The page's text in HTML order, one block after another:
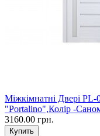
Міжкімнатні Двері
"Portalino",Колір -
3160.00 грн.